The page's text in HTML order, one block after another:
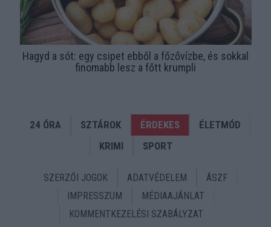
Hagyd a sót: egy csipet ebből a főzővízbe, és sokkal
finomabb lesz a főtt krumpli
24 ÓRA SZTÁROK ÉRDEKES
ÉLETMÓD
KRIMI
SPORT
SZERZŐI JOGOK ADATVÉDELEM
ÁSZF
IMPRESSZUM
MÉDIAAJÁNLAT
KOMMENTKEZELÉSI SZABÁLYZAT